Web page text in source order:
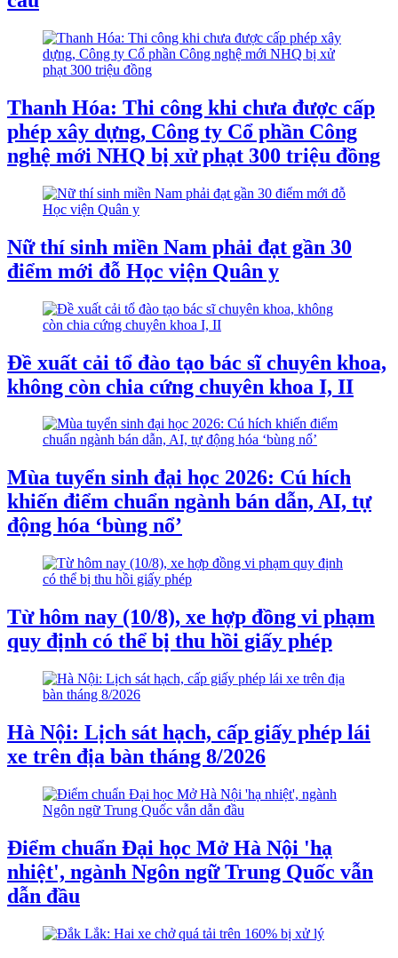
Thanh Hóa: Thi công khi chưa được cấp
phép xây dựng, Công ty Cổ phần Công
nghệ mới NHQ bị xử phạt 300 triệu đồng
Nữ thí sinh miền Nam phải đạt gần 30
điểm mới đỗ Học viện Quân y
Đề xuất cải tổ đào tạo bác sĩ chuyên khoa,
không còn chia cứng chuyên khoa I, II
Mùa tuyển sinh đại học 2026: Cú hích
khiến điểm chuẩn ngành bán dẫn, AI, tự
động hóa ‘bùng nổ’
Từ hôm nay (10/8), xe hợp đồng vi phạm
quy định có thể bị thu hồi giấy phép
Hà Nội: Lịch sát hạch, cấp giấy phép lái
xe trên địa bàn tháng 8/2026
Điểm chuẩn Đại học Mở Hà Nội 'hạ
nhiệt', ngành Ngôn ngữ Trung Quốc vẫn
dẫn đầu